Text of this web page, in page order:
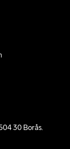
30 Borås.